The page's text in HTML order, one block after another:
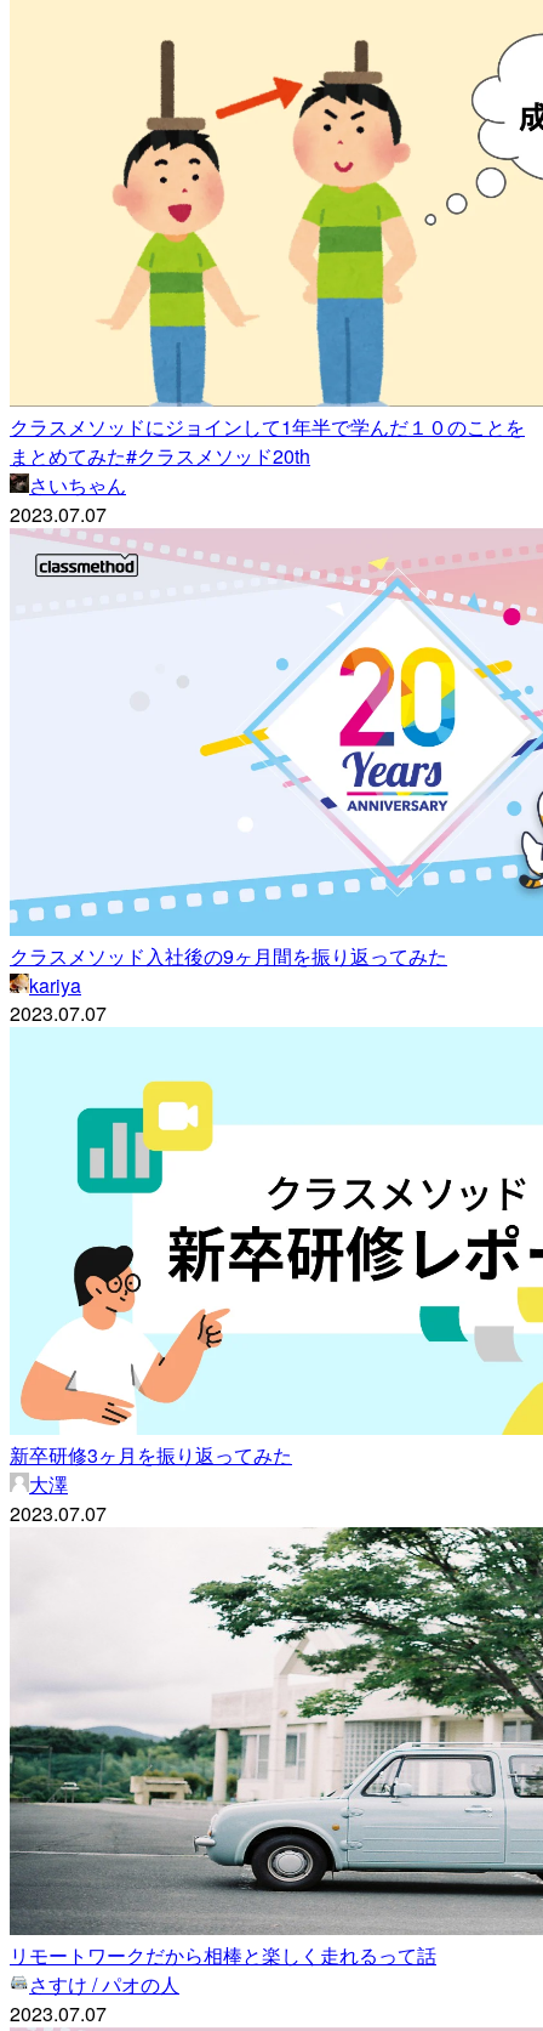
クラスメソッドにジョインして1年半で学んだ１０のことを
まとめてみた#クラスメソッド20th
さいちゃん
2023.07.07
クラスメソッド入社後の9ヶ月間を振り返ってみた
kariya
2023.07.07
新卒研修3ヶ月を振り返ってみた
大澤
2023.07.07
リモートワークだから相棒と楽しく走れるって話
さすけ / パオの人
2023.07.07